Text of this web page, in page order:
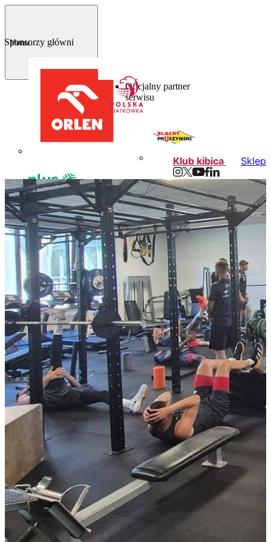
Menu
Sponsorzy główni
Oficjalny partner
serwisu
Klub kibica Sklep